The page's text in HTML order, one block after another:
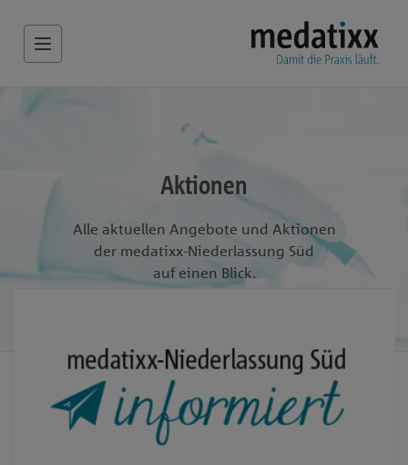
Aktionen
Alle aktuellen Angebote und Aktionen
der medatixx-Niederlassung Süd
auf einen Blick.